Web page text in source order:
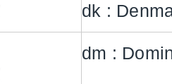
dk :
dm :